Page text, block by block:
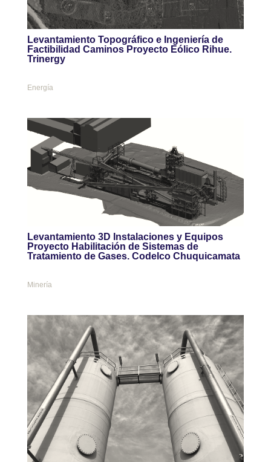
Levantamiento Topográfico e Ingeniería de
Factibilidad Caminos Proyecto Eólico Rihue.
Trinergy
Energía
Levantamiento 3D Instalaciones y Equipos
Proyecto Habilitación de Sistemas de
Tratamiento de Gases. Codelco Chuquicamata
Minería